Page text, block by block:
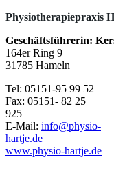
Physiotherapiepraxis
Geschäftsführerin:
164er Ring 9
31785 Hameln
Tel: 05151-95 99 52
Fax: 05151- 82 25
E-Mail: info@physio-
hartje.de
www.physio-hartje.de